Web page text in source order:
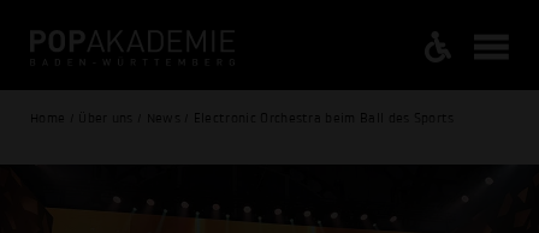
Home / Über uns / News / Electronic Orchestra beim Ball des Sports